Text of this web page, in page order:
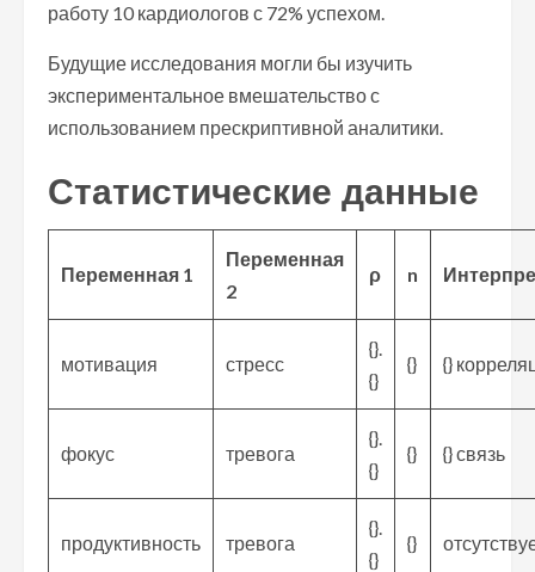
работу 10 кардиологов с 72% успехом.
Будущие исследования могли бы изучить
экспериментальное вмешательство с
использованием прескриптивной аналитики.
Статистические данные
Переменная 1
Переменная
2
ρ n
мотивация стресс
{}.
{}
{} {}
фокус тревога
{}.
{}
{} {} связь
продуктивность тревога
{}.
{}
{}